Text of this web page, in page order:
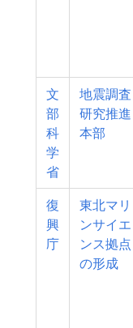
文
部
科
学
省
地震調査
研究推進
本部
復
興
庁
東北マリ
ンサイエ
ンス拠点
の形成